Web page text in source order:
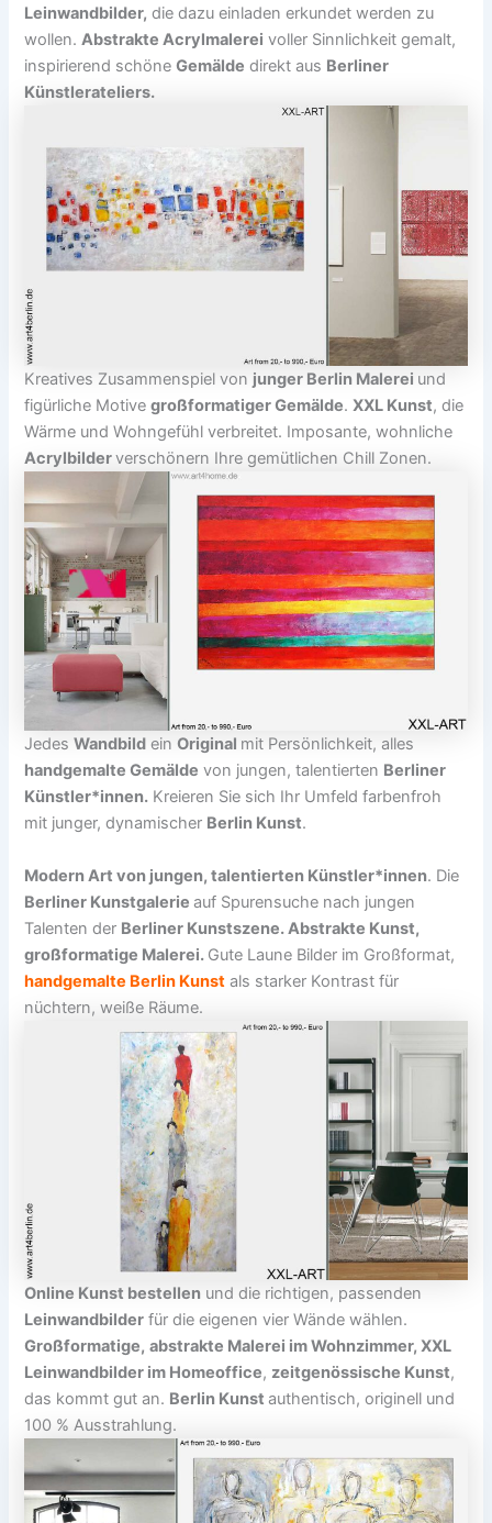
Leinwandbilder, die dazu einladen erkundet werden zu
wollen.Abstrakte Acrylmalerei voller Sinnlichkeit gemalt,
inspirierend schöneGemälde direkt aus Berliner
Künstlerateliers.
Kreatives Zusammenspiel von junger Berlin Malerei und
figürliche Motivegroßformatiger Gemälde.XXL Kunst, die
Wärme und Wohngefühl verbreitet. Imposante, wohnliche
Acrylbilderverschönern Ihre gemütlichen Chill Zonen.
JedesWandbild einOriginal mit Persönlichkeit, alles
handgemalte Gemälde von jungen, talentierten Berliner
Künstler*innen. Kreieren Sie sich Ihr Umfeld farbenfroh
mit junger, dynamischer Berlin Kunst.
Modern Art von jungen, talentierten Künstler*innen. Die
Berliner Kunstgalerieauf Spurensuche nach jungen
Talenten der Berliner Kunstszene. Abstrakte Kunst,
großformatige Malerei. Gute Laune Bilder im Großformat,
handgemalte Berlin Kunst als starker Kontrast für
nüchtern, weiße Räume.
Online Kunst bestellen und die richtigen, passenden
Leinwandbilder für die eigenen vier Wände wählen.
Großformatige, abstrakte Malerei im Wohnzimmer, XXL
Leinwandbilder im Homeoffice, zeitgenössische Kunst,
das kommt gut an. Berlin Kunstauthentisch, originell und
100 % Ausstrahlung.